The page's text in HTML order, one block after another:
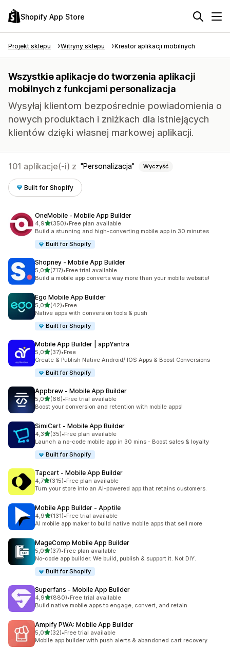
Shopify App Store
Projekt sklepu Witryny sklepu Kreator aplikacji mobilnych
Wszystkie aplikacje do tworzenia aplikacji
mobilnych z funkcjami personalizacja
Wysyłaj klientom bezpośrednie powiadomienia o
nowych produktach i zniżkach dla istniejących
klientów dzięki własnej markowej aplikacji.
101 aplikacje(-i) z Personalizacja Wyczyść
Built for Shopify
OneMobile ‑ Mobile App Builder
4,9na 5 gwiazdek
(350)
Łączna liczba recenzji: 350
•Free plan available
Build a stunning and high-converting mobile app in 30 minutes
Built for Shopify
Shopney ‑ Mobile App Builder
5,0na 5 gwiazdek
(717)
Łączna liczba recenzji: 717
•Free trial available
Build a mobile app converts way more than your mobile website!
Ego Mobile App Builder
5,0na 5 gwiazdek
(42)
Łączna liczba recenzji: 42
•Free
Native apps with conversion tools & push
Built for Shopify
Mobile App Builder | appYantra
5,0na 5 gwiazdek
(37)
Łączna liczba recenzji: 37
•Free
Create & Publish Native Android/ IOS Apps & Boost Conversions
Built for Shopify
Appbrew ‑ Mobile App Builder
5,0na 5 gwiazdek
(66)
Łączna liczba recenzji: 66
•Free trial available
Boost your conversion and retention with mobile apps!
SimiCart ‑ Mobile App Builder
4,3na 5 gwiazdek
(35)
Łączna liczba recenzji: 35
•Free plan available
Launch a no-code mobile app in 30 mins - Boost sales & loyalty
Built for Shopify
Tapcart ‑ Mobile App Builder
4,7na 5 gwiazdek
(315)
Łączna liczba recenzji: 315
•Free plan available
Turn your store into an AI-powered app that retains customers.
Mobile App Builder ‑ Apptile
4,9na 5 gwiazdek
(131)
Łączna liczba recenzji: 131
•Free trial available
AI mobile app maker to build native mobile apps that sell more
MageComp Mobile App Builder
5,0na 5 gwiazdek
(37)
Łączna liczba recenzji: 37
•Free plan available
No-code app builder. We build, publish & support it. Not DIY.
Built for Shopify
Superfans ‑ Mobile App Builder
4,9na 5 gwiazdek
(880)
Łączna liczba recenzji: 880
•Free trial available
Build native mobile apps to engage, convert, and retain
Ampify PWA: Mobile App Builder
5,0na 5 gwiazdek
(32)
Łączna liczba recenzji: 32
•Free trial available
Mobile app builder with push alerts & abandoned cart recovery